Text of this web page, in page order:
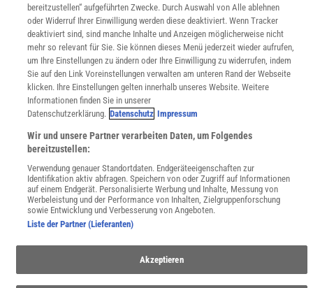
WEBSEITEN
KielSCN
Wissenschaft in die Schulen
SciLogs
Uns finden Sie auch hier:
bereitzustellen“ aufgeführten Zwecke. Durch Auswahl von Alle ablehnen
oder Widerruf Ihrer Einwilligung werden diese deaktiviert. Wenn Tracker
deaktiviert sind, sind manche Inhalte und Anzeigen möglicherweise nicht
mehr so relevant für Sie. Sie können dieses Menü jederzeit wieder aufrufen,
um Ihre Einstellungen zu ändern oder Ihre Einwilligung zu widerrufen, indem
Sie auf den Link Voreinstellungen verwalten am unteren Rand der Webseite
klicken. Ihre Einstellungen gelten innerhalb unseres Website. Weitere
Informationen finden Sie in unserer
Datenschutzerklärung. Datenschutz Impressum
Wir und unsere Partner verarbeiten Daten, um Folgendes
bereitzustellen:
Verwendung genauer Standortdaten. Endgeräteeigenschaften zur
Identifikation aktiv abfragen. Speichern von oder Zugriff auf Informationen
auf einem Endgerät. Personalisierte Werbung und Inhalte, Messung von
Werbeleistung und der Performance von Inhalten, Zielgruppenforschung
sowie Entwicklung und Verbesserung von Angeboten.
Liste der Partner (Lieferanten)
Akzeptieren